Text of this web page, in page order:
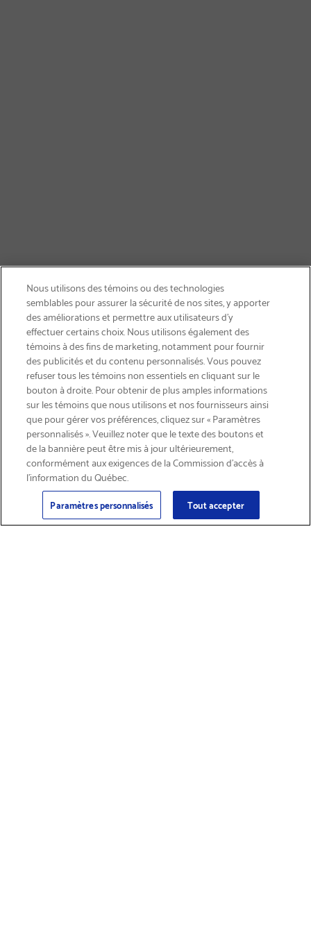
INSCRIVEZ-VOUS & ÉCONOMISEZ 15%
Courriel
Inscription
Nous utilisons des témoins ou des technologies
semblables pour assurer la sécurité de nos sites, y apporter
des améliorations et permettre aux utilisateurs d’y
effectuer certains choix. Nous utilisons également des
témoins à des fins de marketing, notamment pour fournir
des publicités et du contenu personnalisés. Vous pouvez
refuser tous les témoins non essentiels en cliquant sur le
bouton à droite. Pour obtenir de plus amples informations
sur les témoins que nous utilisons et nos fournisseurs ainsi
que pour gérer vos préférences, cliquez sur « Paramètres
personnalisés ». Veuillez noter que le texte des boutons et
de la bannière peut être mis à jour ultérieurement,
conformément aux exigences de la Commission d’accès à
l’information du Québec.
Paramètres personnalisés Tout accepter